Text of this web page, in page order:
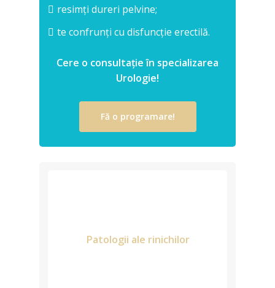
resimți dureri pelvine;
te confrunți cu disfuncție erectilă.
Cere o consultație în specializarea
Urologie!
Fă o programare!
Patologii ale rinichilor